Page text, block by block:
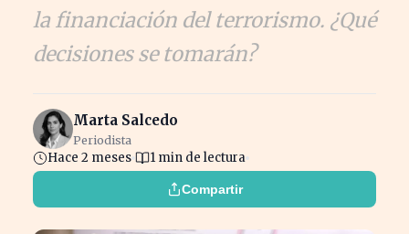
la financiación del terrorismo. ¿Qué
decisiones se tomarán?
Marta Salcedo
Periodista
Hace 2 meses 1 min de lectura
Compartir